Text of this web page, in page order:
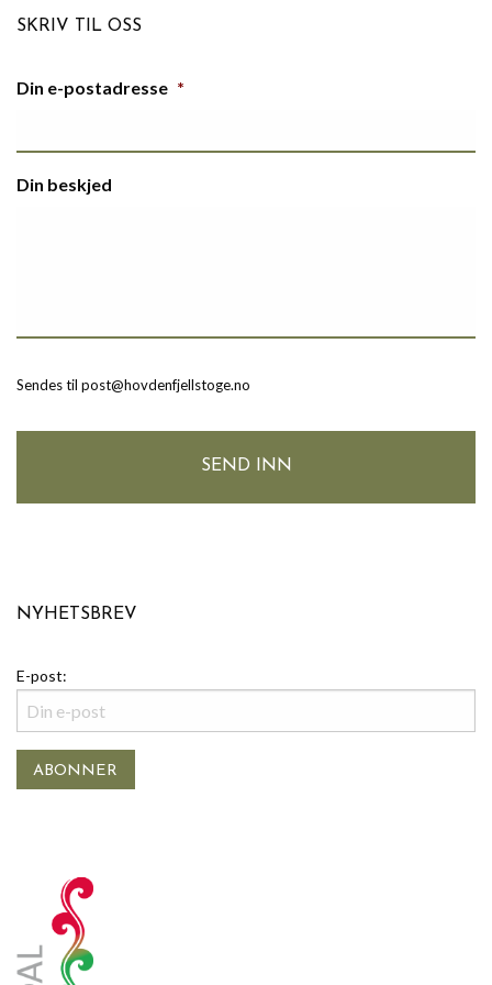
SKRIV TIL OSS
Din e-postadresse *
Din beskjed
Sendes til post@hovdenfjellstoge.no
NYHETSBREV
E-post: